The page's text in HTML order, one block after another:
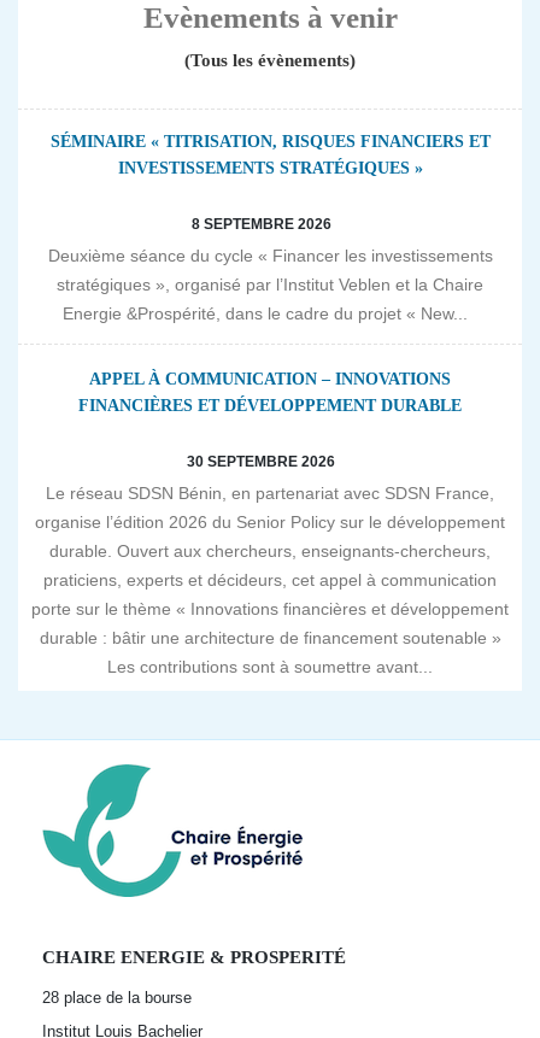
Evènements à venir
(Tous les évènements)
SÉMINAIRE « TITRISATION, RISQUES FINANCIERS ET
INVESTISSEMENTS STRATÉGIQUES »
8 SEPTEMBRE 2026
Deuxième séance du cycle « Financer les investissements
stratégiques », organisé par l’Institut Veblen et la Chaire
Energie &Prospérité, dans le cadre du projet « New...
APPEL À COMMUNICATION – INNOVATIONS
FINANCIÈRES ET DÉVELOPPEMENT DURABLE
30 SEPTEMBRE 2026
Le réseau SDSN Bénin, en partenariat avec SDSN France,
organise l’édition 2026 du Senior Policy sur le développement
durable. Ouvert aux chercheurs, enseignants-chercheurs,
praticiens, experts et décideurs, cet appel à communication
porte sur le thème « Innovations financières et développement
durable : bâtir une architecture de financement soutenable »
Les contributions sont à soumettre avant...
CHAIRE ENERGIE & PROSPERITÉ
28 place de la bourse
Institut Louis Bachelier